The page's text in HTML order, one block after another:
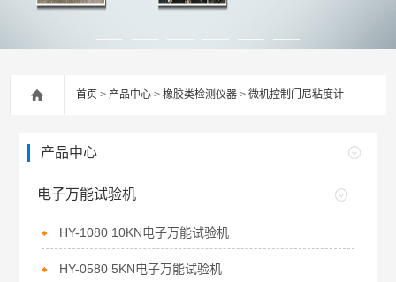
首页 >产品中心 >橡胶类检测仪器 >微机控制门尼粘度计
产品中心
电子万能试验机
HY-1080 10KN电子万能试验机
HY-0580 5KN电子万能试验机